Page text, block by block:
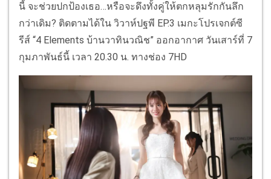
นี้ จะช่วยปกป้องเธอ…หรือจะดึงทั้งคู่ให้ตกหลุมรักกันลึก
กว่าเดิม? ติดตามได้ใน วิวาห์ปฐพี EP.3 เมกะโปรเจกต์ซี
รีส์ “4 Elements บ้านวาทินวณิช” ออกอากาศ วันเสาร์ที่ 7
กุมภาพันธ์นี้ เวลา 20.30 น. ทางช่อง 7HD